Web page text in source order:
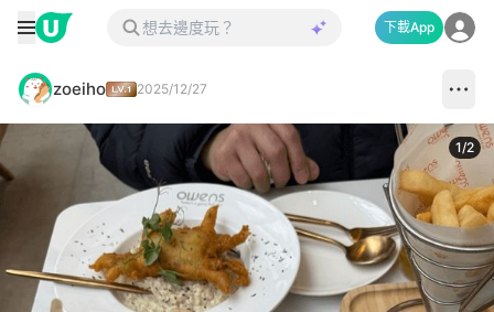
下載App
zoeiho 2025/12/27
1/2